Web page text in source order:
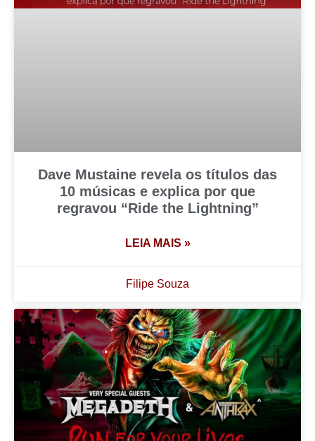
Dave Mustaine revela os títulos das
10 músicas e explica por que
regravou “Ride the Lightning”
LEIA MAIS »
Filipe Souza